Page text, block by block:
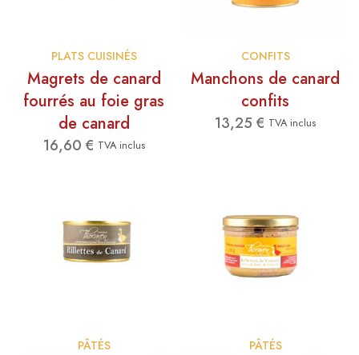
PLATS CUISINÉS
Magrets de canard
fourrés au foie gras
de canard
16,60 € TVA inclus
CONFITS
Manchons de canard
confits
13,25 € TVA inclus
PÂTÉS PÂTÉS